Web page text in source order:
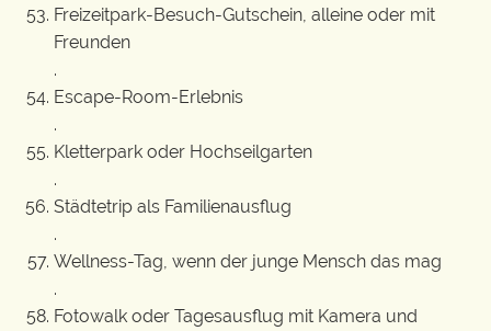
Freizeitpark-Besuch-Gutschein, alleine oder mit
Freunden
.
Escape-Room-Erlebnis
.
Kletterpark oder Hochseilgarten
.
Städtetrip als Familienausflug
.
Wellness-Tag, wenn der junge Mensch das mag
.
Fotowalk oder Tagesausflug mit Kamera und